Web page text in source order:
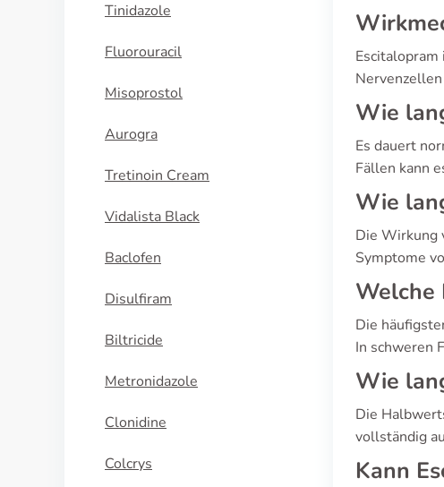
Tinidazole
Fluorouracil
Misoprostol
Aurogra
Tretinoin Cream
Vidalista Black
Baclofen
Disulfiram
Biltricide
Metronidazole
Clonidine
Colcrys
Wie
Es dauert
Fällen kann
Wie
Die Wirkung
Symptome
Welche
Die
In schweren
Wie
Die
vollständig
Kann